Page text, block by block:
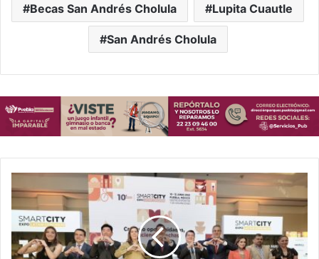
Becas San Andrés Cholula Lupita Cuautle
San Andrés Cholula
a
b
d